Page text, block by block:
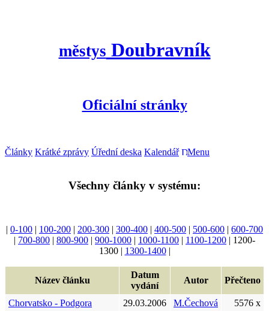
městys Doubravník
Oficiální stránky
Články Krátké zprávy Úřední deska Kalendář Menu
Všechny články v systému:
| 0-100 | 100-200 | 200-300 | 300-400 | 400-500 | 500-600 | 600-700
| 700-800 | 800-900 | 900-1000 | 1000-1100 | 1100-1200 | 1200-
1300 | 1300-1400|
Název článku
Datum
vydání
Autor Přečteno
Chorvatsko - Podgora 29.03.2006 M.Čechová
5576 x